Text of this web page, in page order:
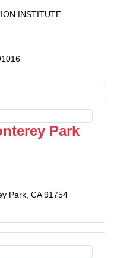
INSTITUTE
Park
Park, CA 91754